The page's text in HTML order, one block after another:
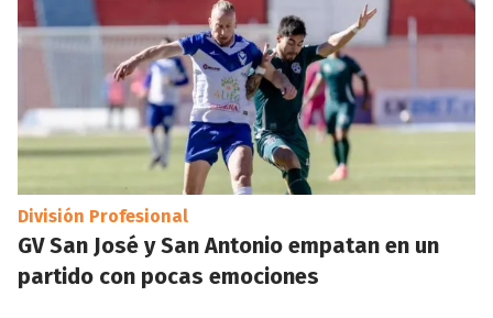
División Profesional
GV San José y San Antonio empatan en un
partido con pocas emociones